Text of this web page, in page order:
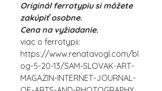
Originál ferrotypiu si môžete
zakúpiť osobne.
Cena na vyžiadanie.
viac o ferrotypii:
https://www.renatavogl.com/bl
og-5-20-13/SAM-SLOVAK-ART-
MAGAZIN-INTERNET-JOURNAL-